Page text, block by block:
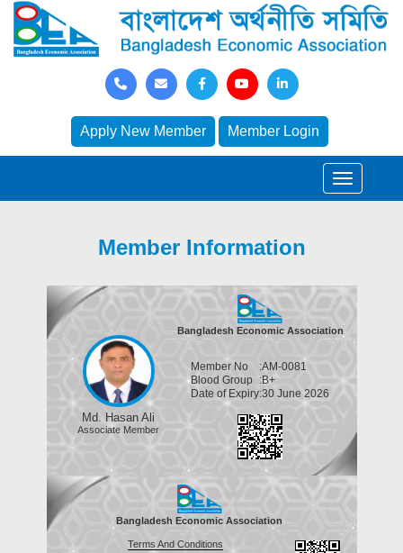
Apply New Member Member Login
Member Information
Md. Hasan Ali
Associate Member
Bangladesh Economic Association
Member No :AM-0081
Blood Group :B+
Date of Expiry:30 June 2026
Bangladesh Economic Association
Terms And Conditions